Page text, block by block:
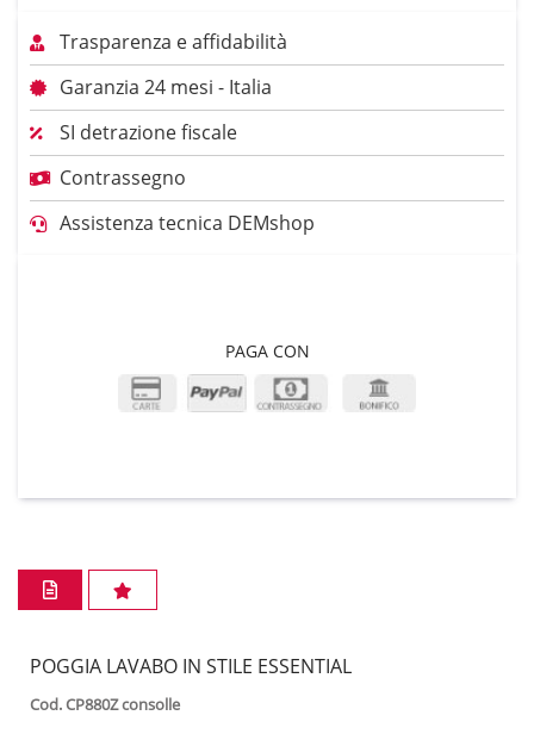
Trasparenza e affidabilità
Garanzia 24 mesi - Italia
SI detrazione fiscale
Contrassegno
Assistenza tecnica DEMshop
PAGA CON
POGGIA LAVABO IN STILE ESSENTIAL
Cod. CP880Z consolle